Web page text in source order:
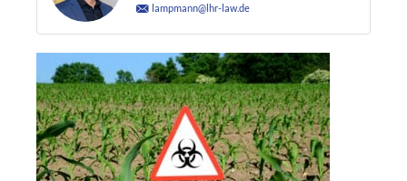
lampmann@lhr-law.de